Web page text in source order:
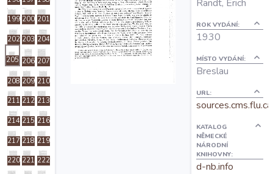
O projektu
Autoři
Nápověda
199 200 201
202 203 204
205 206 207
208 209 210
211 212 213
214 215 216
217 218 219
220 221 222
Randt, Erich
ROK VYDÁNÍ:
1930
MÍSTO VYDÁNÍ:
Breslau
URL:
KATALOG
NĚMECKÉ
NÁRODNÍ
KNIHOVNY:
d-nb.info